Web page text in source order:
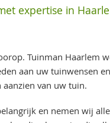
expertise in
Tuinman Haarlem
aan uw tuinwensen
van uw tuin.
en nemen wij